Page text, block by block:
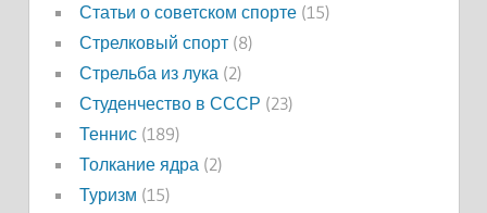
Статьи о советском спорте(15)
Стрелковый спорт(8)
Стрельба из лука(2)
Студенчество в СССР (23)
Теннис(189)
Толкание ядра(2)
Туризм (15)